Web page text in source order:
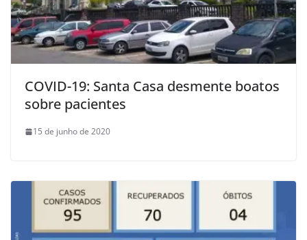
COVID-19: Santa Casa desmente boatos
sobre pacientes
15 de junho de 2020